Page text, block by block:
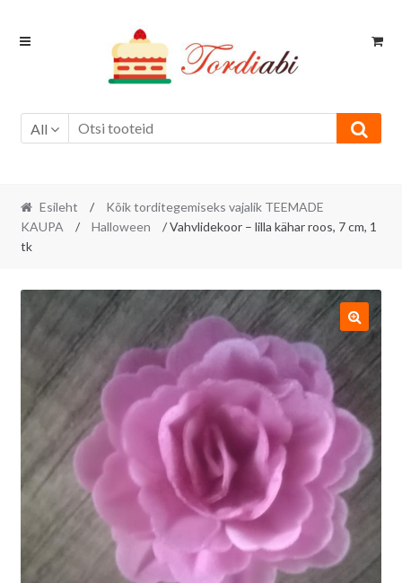
Skip
Skip
All
Esileht /
Kõik torditegemiseks vajalik TEEMADE
KAUPA
/ Halloween
/ Vahvlidekoor – lilla kähar roos, 7 cm, 1
tk